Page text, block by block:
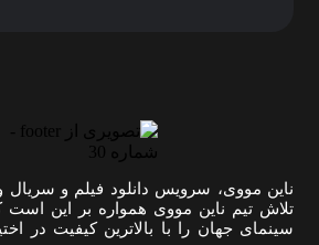
ناین مووی، سرویس دانلود فیلم و سریال
تلاش تیم ناین مووی همواره بر این است
سینمای جهان را با بالاترین کیفیت در